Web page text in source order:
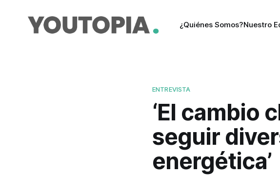
¿Quiénes Somos?Nuestro
ENTREVISTA
‘El cambio
seguir
energética’